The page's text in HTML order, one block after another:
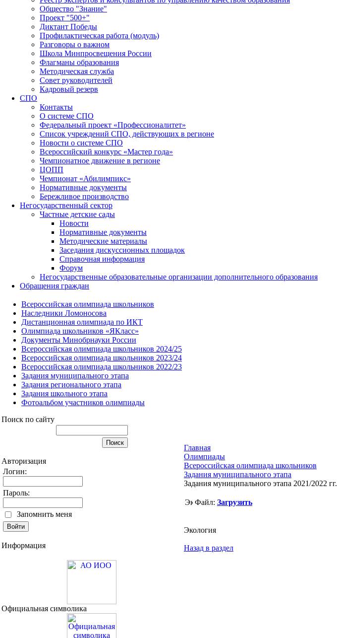
Общество "Знание"
Проект "500+"
Диктант Победы
Профилактическая работа (модуль)
Разговоры о важном
Школа Минпросвещения России
Флагманы образования
Методическая служба
Совет руководителей
Кадровый резерв
СПО
Контакты
О системе СПО
Федеральный проект «Профессионалитет»
Список учреждений СПО, действующих в регионе
Новости о системе СПО
Всероссийский конкурс «Мастер года»
Чемпионатное движение в регионе
ЦОПП
Чемпионат «Абилимпикс»
Нормативные документы
Бережливое производство
Негосударственный сектор
Частные детские сады
Новости
Нормативные документы
Методические материалы
Заседания дискуссионных площадок
Справочная информация
Форум
Негосударственные образовательные организации дополнительного образования
Обращения граждан
Всероссийская олимпиада школьников
Наследники Ломоносова
Дистанционная олимпиада по ИКТ
Олимпиада школьников «ЯКласс»
Документы Минобрнауки России
Всероссийская олимпиада школьников 2024/25
Всероссийская олимпиада школьников 2023/24
Всероссийская олимпиада школьников 2022/23
Задания муниципального этапа
Задания регионального этапа
Задания школьного этапа
Фотоальбом участников олимпиады
Поиск по сайту
Авторизация
Логин:
Пароль:
Запомнить меня
Информация
Официальная символика
Главная
Олимпиады
Всероссийская олимпиада школьников
Задания муниципального этапа
Задания муниципального этапа 2021/2022 гг.
Файл: Загрузить
Экология
Назад в раздел